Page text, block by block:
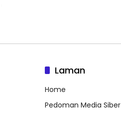
Laman
Home
Pedoman Media Siber